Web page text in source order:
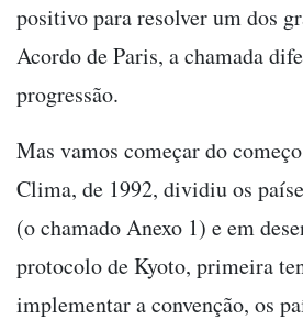
positivo para resolver um dos
Acordo de Paris, a chamada
progressão.
Mas vamos começar do
Clima, de 1992, dividiu os
(o chamado Anexo 1) e em
protocolo de Kyoto, primeira
implementar a convenção, os